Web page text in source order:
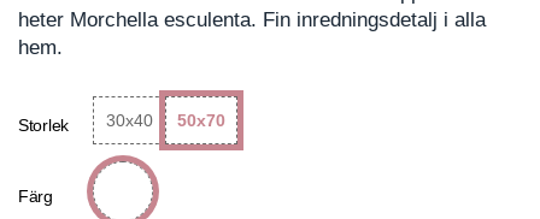
heter Morchella esculenta. Fin inredningsdetalj i alla
hem.
Storlek 30x40 50x70
Färg